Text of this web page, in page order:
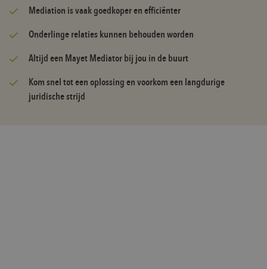
Mediation is vaak goedkoper en efficiënter
Onderlinge relaties kunnen behouden worden
Altijd een Mayet Mediator bij jou in de buurt
Kom snel tot een oplossing en voorkom een langdurige
juridische strijd